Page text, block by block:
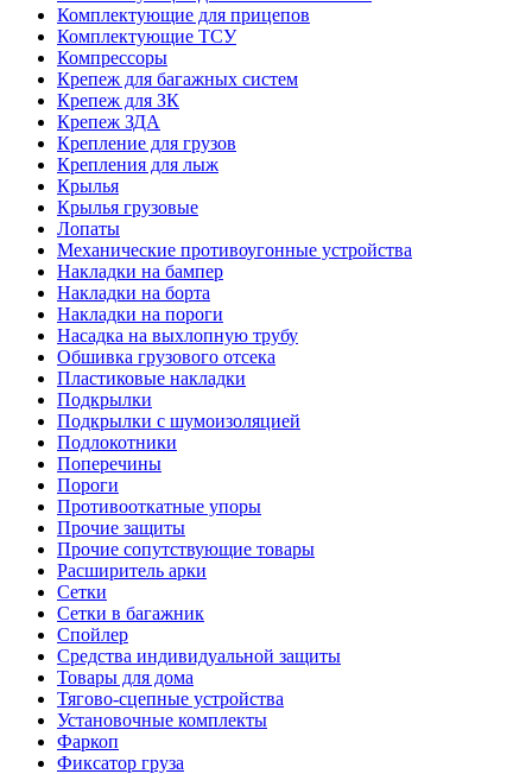
Комплектующие для прицепов
Комплектующие ТСУ
Компрессоры
Крепеж для багажных систем
Крепеж для ЗК
Крепеж ЗДА
Крепление для грузов
Крепления для лыж
Крылья
Крылья грузовые
Лопаты
Механические противоугонные устройства
Накладки на бампер
Накладки на борта
Накладки на пороги
Насадка на выхлопную трубу
Обшивка грузового отсека
Пластиковые накладки
Подкрылки
Подкрылки с шумоизоляцией
Подлокотники
Поперечины
Пороги
Противооткатные упоры
Прочие защиты
Прочие сопутствующие товары
Расширитель арки
Сетки
Сетки в багажник
Спойлер
Средства индивидуальной защиты
Товары для дома
Тягово-сцепные устройства
Установочные комплекты
Фаркоп
Фиксатор груза